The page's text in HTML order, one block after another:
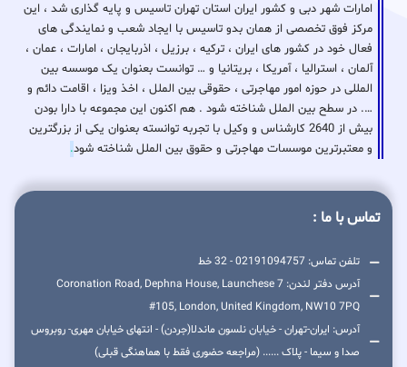
امارات شهر دبی و کشور ایران استان تهران تاسیس و پایه گذاری شد ، این
مرکز فوق تخصصی از همان بدو تاسیس با ایجاد شعب و نمایندگی های
فعال خود در کشور های ایران ، ترکیه ، برزیل ، اذربایجان ، امارات ، عمان ،
آلمان ، استرالیا ، آمریکا ، بریتانیا و … توانست بعنوان یک موسسه بین
المللی در حوزه امور مهاجرتی ، حقوقی بین الملل ، اخذ ویزا ، اقامت دائم و
…. در سطح بین الملل شناخته شود . هم اکنون این مجموعه با دارا بودن
بیش از 2640 کارشناس و وکیل با تجربه توانسته بعنوان یکی از بزرگترین
و معتبرترین موسسات مهاجرتی و حقوق بین الملل شناخته شود.
تماس با ما :
تلفن تماس: 02191094757 - 32 خط
آدرس دفتر لندن: 7 Coronation Road, Dephna House, Launchese
#105, London, United Kingdom, NW10 7PQ
آدرس: ایران-تهران - خیابان نلسون ماندلا(جردن) - انتهای خیابان مهری- روبروس
صدا و سیما - پلاک ...... (مراجعه حضوری فقط با هماهنگی قبلی)